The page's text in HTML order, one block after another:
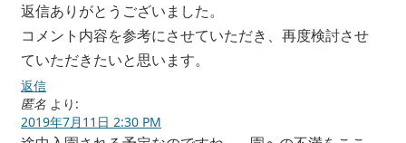
返信ありがとうございました。
コメント内容を参考にさせていただき、再度検討させ
ていただきたいと思います。
返信
匿名 より:
2019年7月11日 2:30 PM